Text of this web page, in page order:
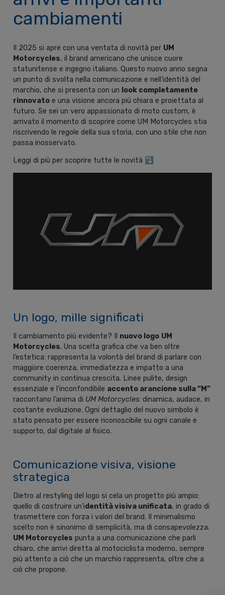
cambiamenti
Il 2025 si apre con una ventata di novità per UM
Motorcycles, il brand americano che unisce cuore
statunitense e ingegno italiano. Questo nuovo anno segna
un punto di svolta nella comunicazione e nell’identità del
marchio, che si presenta con un look completamente
rinnovatoe una visione ancora più chiara e proiettata al
futuro. Se sei un vero appassionato di moto custom, è
arrivato il momento di scoprire come UM Motorcycles stia
riscrivendo le regole della sua storia, con uno stile che non
passa inosservato.
Leggi di più per scoprire tutte le novità ⤵️
Un logo, mille significati
Il cambiamento più evidente? Il nuovo logo UM
Motorcycles. Una scelta grafica che va ben oltre
l’estetica: rappresenta la volontà del brand di parlare con
maggiore coerenza, immediatezza e impatto a una
community in continua crescita. Linee pulite, design
essenziale e l’inconfondibile accento arancione sulla “M”
raccontano l’anima di UM Motorcycles: dinamica, audace, in
costante evoluzione. Ogni dettaglio del nuovo simbolo è
stato pensato per essere riconoscibile su ogni canale e
supporto, dal digitale al fisico.
Comunicazione visiva, visione
strategica
Dietro al restyling del logo si cela un progetto più ampio:
quello di costruire un’identità visiva unificata, in grado di
trasmettere con forza i valori del brand. Il minimalismo
scelto non è sinonimo di semplicità, ma di consapevolezza.
UM Motorcycles punta a una comunicazione che parli
chiaro, che arrivi diretta al motociclista moderno, sempre
più attento a ciò che un marchio rappresenta, oltre che a
ciò che propone.